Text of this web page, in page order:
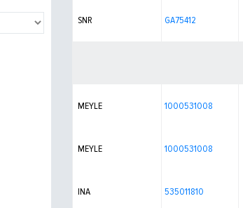
SNR GA75412
MEYLE 1000531008
MEYLE 1000531008
INA 535011810